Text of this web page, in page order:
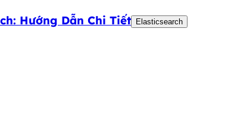
Hướng Dẫn Chi Tiết Elasticsearch